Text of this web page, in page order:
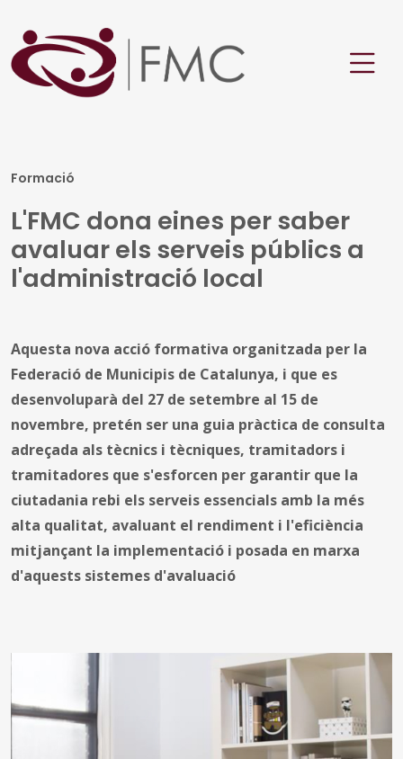
Formació
L'FMC dona eines per saber
avaluar els serveis públics a
l'administració local
Aquesta nova acció formativa organitzada per la
Federació de Municipis de Catalunya, i que es
desenvoluparà del 27 de setembre al 15 de
novembre, pretén ser una guia pràctica de consulta
adreçada als tècnics i tècniques, tramitadors i
tramitadores que s'esforcen per garantir que la
ciutadania rebi els serveis essencials amb la més
alta qualitat, avaluant el rendiment i l'eficiència
mitjançant la implementació i posada en marxa
d'aquests sistemes d'avaluació